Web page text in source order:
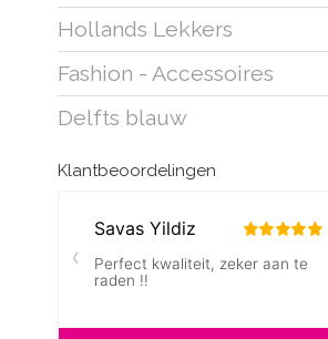
Hollands Lekkers
Fashion - Accessoires
Delfts blauw
Klantbeoordelingen